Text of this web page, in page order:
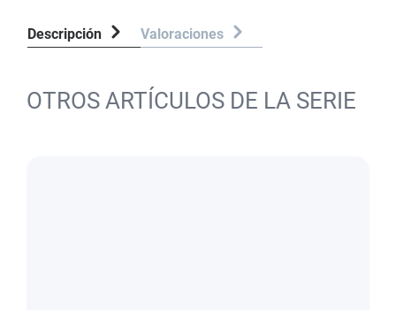
Descripción Valoraciones
OTROS ARTÍCULOS DE LA SERIE